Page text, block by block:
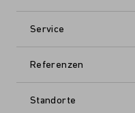
Service
Referenzen
Standorte